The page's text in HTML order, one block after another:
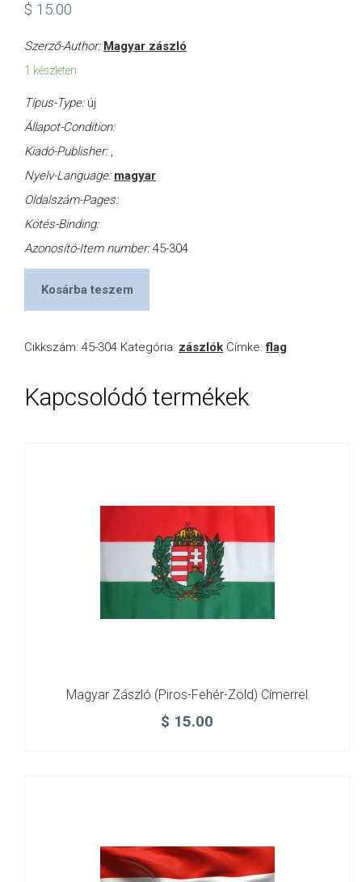
$ 15.00
Szerző-Author: Magyar zászló
1 készleten
Típus-Type: új
Állapot-Condition:
Kiadó-Publisher: ,
Nyelv-Language: magyar
Oldalszám-Pages:
Kötés-Binding:
Azonosító-Item number:45-304
Kosárba teszem
Cikkszám: 45-304 Kategória: zászlók Címke:flag
Kapcsolódó termékek
Magyar Zászló (piros-Fehér-Zöld) Címerrel
$ 15.00